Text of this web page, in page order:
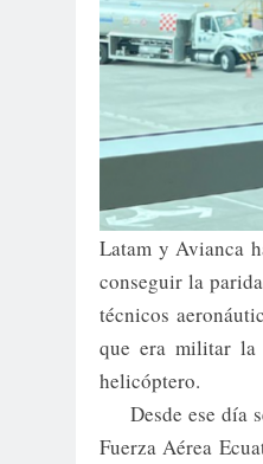
Latam y Avianca
conseguir la
técnicos
que era militar la
helicóptero.
Desde ese día
Fuerza Aérea